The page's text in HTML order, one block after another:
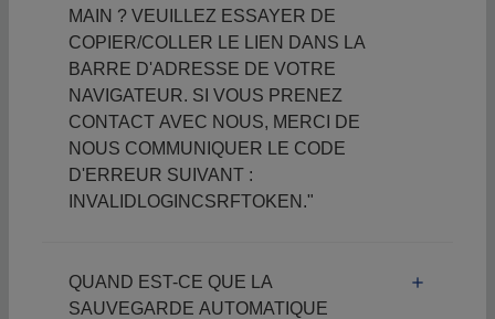
MAIN ? VEUILLEZ ESSAYER DE
COPIER/COLLER LE LIEN DANS LA
BARRE D'ADRESSE DE VOTRE
NAVIGATEUR. SI VOUS PRENEZ
CONTACT AVEC NOUS, MERCI DE
NOUS COMMUNIQUER LE CODE
D'ERREUR SUIVANT :
INVALIDLOGINCSRFTOKEN."
QUAND EST-CE QUE LA
SAUVEGARDE AUTOMATIQUE